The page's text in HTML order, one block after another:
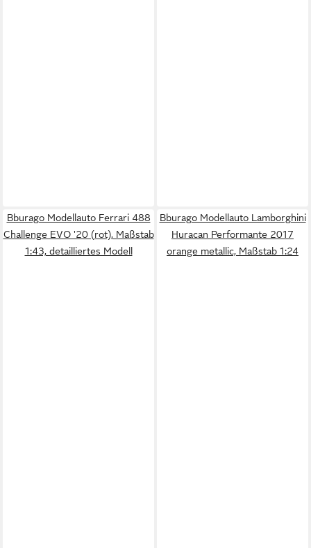
Bburago Modellauto Ferrari 488
Challenge EVO '20 (rot), Maßstab
1:43, detailliertes Modell
Bburago Modellauto Lamborghini
Huracan Performante 2017
orange metallic, Maßstab 1:24